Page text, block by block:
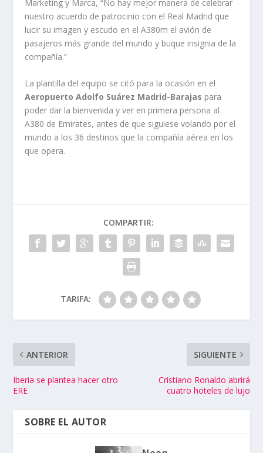
Marketing y Marca, “No hay mejor manera de celebrar
nuestro acuerdo de patrocinio con el Real Madrid que
lucir su imagen y escudo en el A380m el avión de
pasajeros más grande del mundo y buque insignia de la
compañía.”
La plantilla del equipo se citó para la ocasión en el
Aeropuerto Adolfo Suárez Madrid-Barajas para
poder dar la bienvenida y ver en primera persona al
A380 de Emirates, antes de que siguiese volando por el
mundo a los 36 destinos que la compañía aérea en los
que opera.
COMPARTIR:
TARIFA:
ANTERIOR
Iberia se plantea hacer otro
ERE
SIGUIENTE
Cristiano Ronaldo abrirá
cuatro hoteles de lujo
SOBRE EL AUTOR